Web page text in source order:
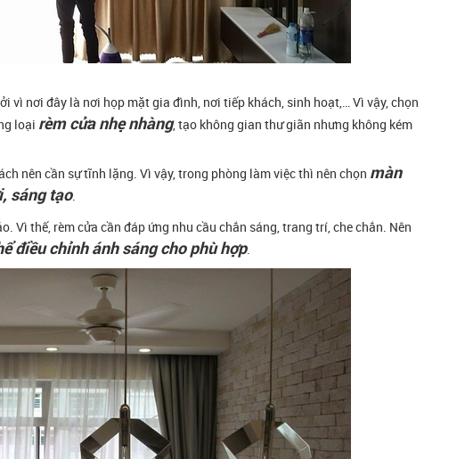
vì nơi đây là nơi họp mặt gia đình, nơi tiếp khách, sinh hoạt,… Vì vậy, chọn
loại rèm cửa nhẹ nhàng, tạo không gian thư giãn nhưng không kém
nên cần sự tĩnh lặng. Vì vậy, trong phòng làm việc thì nên chọn màn
sáng tạo.
Vì thế, rèm cửa cần đáp ứng nhu cầu chắn sáng, trang trí, che chắn. Nên
điều chỉnh ánh sáng cho phù hợp.